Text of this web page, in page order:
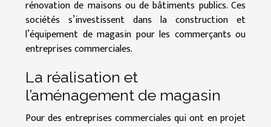
rénovation de maisons ou de bâtiments publics. Ces
sociétés s’investissent dans la construction et
l’équipement de magasin pour les commerçants ou
entreprises commerciales.
La réalisation et
l’aménagement de magasin
Pour des entreprises commerciales qui ont en projet